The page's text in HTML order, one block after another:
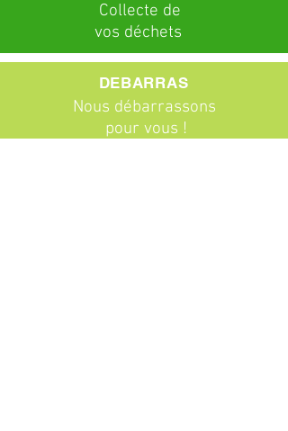
Collecte de
vos déchets
DEBARRAS
Nous débarrassons
pour vous !